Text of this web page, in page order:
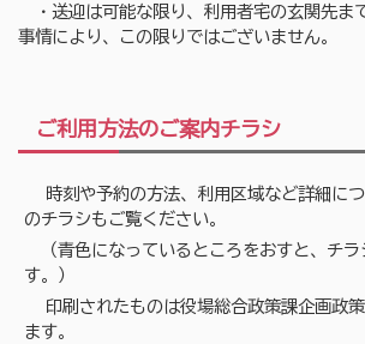
・送迎は可能な限り、利用者宅の玄関先ま
事情により、この限りではございません。
ご利用方法のご案内チラシ
時刻や予約の方法、利用区域など詳細に
のチラシもご覧ください。
（青色になっているところをおすと、チラ
す。）
印刷されたものは役場総合政策課企画政
ます。